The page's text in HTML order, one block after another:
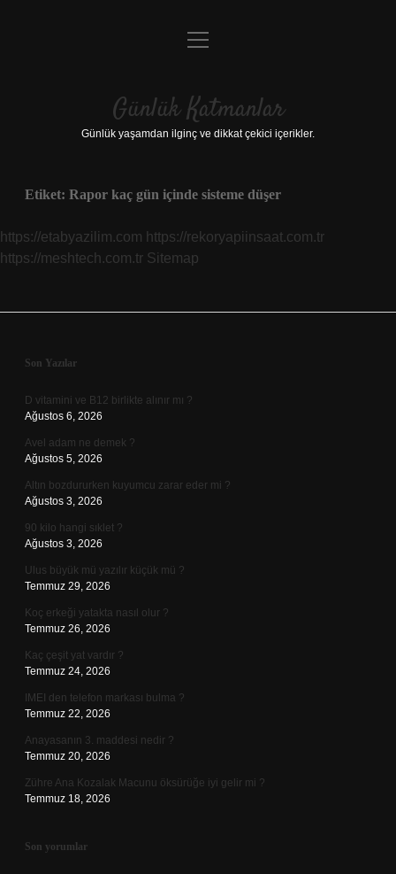
Anasayfa
Yasal Uyarı
menüyü
Günlük Katmanlar
Günlük yaşamdan ilginç ve dikkat çekici içerikler.
Etiket: Rapor kaç gün içinde sisteme düşer
https://etabyazilim.com https://rekoryapiinsaat.com.tr
https://meshtech.com.tr Sitemap
Sidebar
Son Yazılar
D vitamini ve B12 birlikte alınır mı ?
Ağustos 6, 2026
Avel adam ne demek ?
Ağustos 5, 2026
Altın bozdururken kuyumcu zarar eder mi ?
Ağustos 3, 2026
90 kilo hangi sıklet ?
Ağustos 3, 2026
Ulus büyük mü yazılır küçük mü ?
Temmuz 29, 2026
Koç erkeği yatakta nasıl olur ?
Temmuz 26, 2026
Kaç çeşit yat vardır ?
Temmuz 24, 2026
IMEI den telefon markası bulma ?
Temmuz 22, 2026
Anayasanın 3. maddesi nedir ?
Temmuz 20, 2026
Zühre Ana Kozalak Macunu öksürüğe iyi gelir mi ?
Temmuz 18, 2026
Son yorumlar